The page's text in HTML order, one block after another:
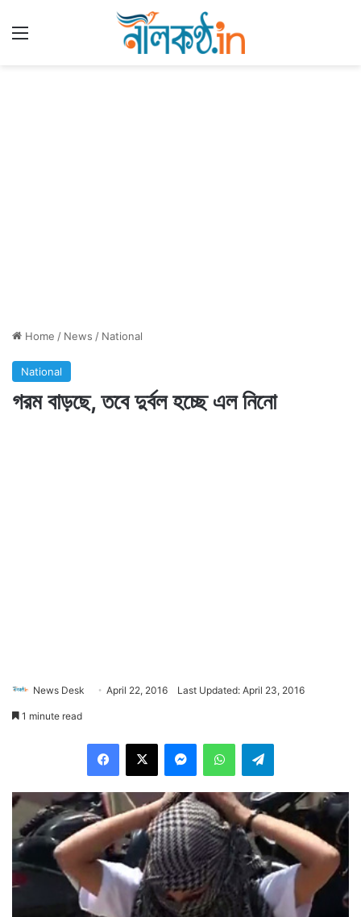
Home / News / National
National
গরম বাড়ছে, তবে দুর্বল হচ্ছে এল নিনো
News Desk April 22, 2016 Last Updated: April 23, 2016
1 minute read